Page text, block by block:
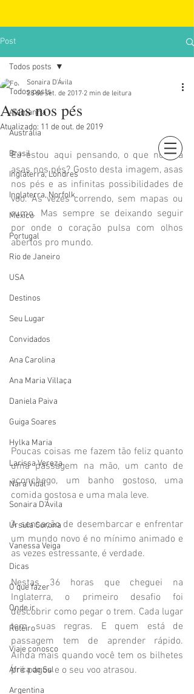
Login
Post
Todos posts
Alemanha
Austrália
Brasil
Inglaterra, Londres
Inglaterra, Norfolk
México
Portugal
Rio de Janeiro
USA
Destinos
Seu Lugar
Convidados
Ana Carolina
Ana Maria Villaça
Daniela Paiva
Guiga Soares
Hylka Maria
Larissa Vereza
Nara Vidal
Sonaira D'Ávila
Úrsula Corona
Vanessa Veiga
Dicas
O que fazer
Onde ir
Roteiro
Viaje conosco
África do Sul
Argentina
Todos posts
Asas nos pés
Sonaira D'Ávila
28 de set. de 2017 2 min de leitura
Atualizado: 11 de out. de 2019
Eu estou aqui pensando, o que nós dá
asas nos pés? Gosto desta imagem, asas
nos pés e as infinitas possibilidades de
voo. Ás vezes correndo, sem mapas ou
rumo. Mas sempre se deixando seguir
por onde o coração pulsa com olhos
abertos pro mundo.
Poucas coisas me fazem tão feliz quanto
uma passagem na mão, um canto de
aconchego, um banho gostoso, uma
comida gostosa e uma mala leve.
A sensação de desembarcar e enfrentar
um mundo novo é no mínimo animado e
as vezes estressante, é verdade.
Nestas 36 horas que cheguei na
Inglaterra, o primeiro desafio foi
descobrir como pegar o trem. Cada lugar
tem suas regras. E quem está de
passagem tem de aprender rápido.
Ainda mais quando você tem os bilhetes
pré pagos e o seu voo atrasou.